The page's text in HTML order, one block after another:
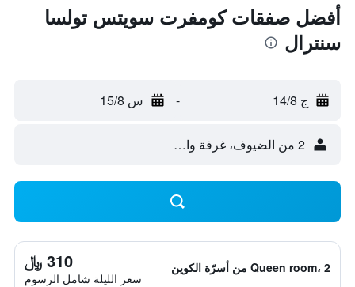
أفضل صفقات كومفرت سويتس تولسا
سنترال
ج 14/8 - س 15/8
2 من الضيوف، غرفة واحدة
Queen room، 2 من أسرّة الكوين 310 ﷼
سعر الليلة شامل الرسوم